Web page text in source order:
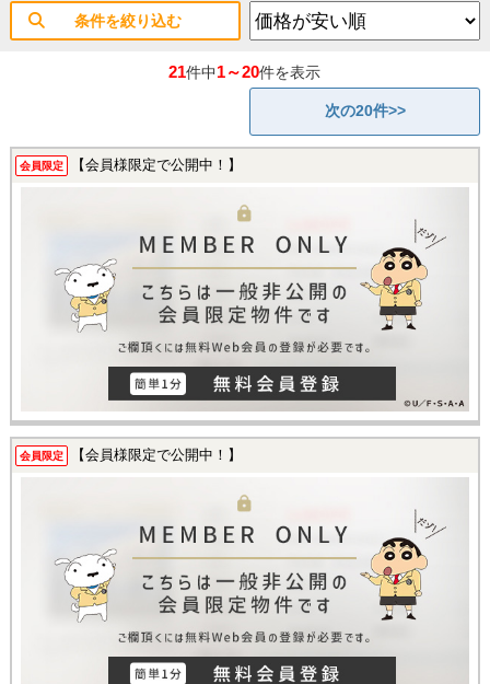
条件を絞り込む
21件中1～20件を表示
次の20件>>
会員限定 【会員様限定で公開中！】
会員限定 【会員様限定で公開中！】